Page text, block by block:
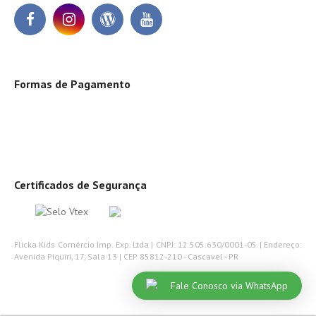
Formas de Pagamento
Certificados de Segurança
Flicka Kids Comércio Imp. Exp. Ltda | CNPJ: 12.505.630/0001-05 | Endereço:
Avenida Piquiri, 17, Sala 13 | CEP 85812-210 - Cascavel - PR
Fale Conosco via WhatsApp